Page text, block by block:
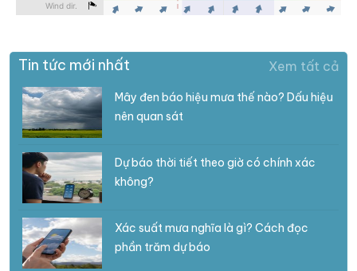
Tin tức mới nhất Xem tất cả
Mây đen báo hiệu mưa thế nào? Dấu hiệu
nên quan sát
Dự báo thời tiết theo giờ có chính xác
không?
Xác suất mưa nghĩa là gì? Cách đọc
phần trăm dự báo